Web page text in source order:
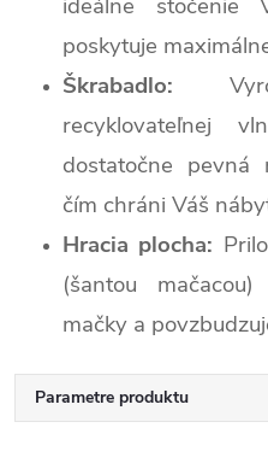
ideálne stočenie
poskytuje
Škrabadlo:
recyklovateľnej
dostatočne pevná
čím chráni Váš
Hracia plocha:
(šantou
mačky a
Parametre produktu